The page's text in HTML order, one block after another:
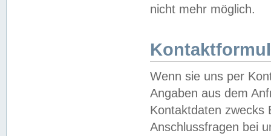
nicht mehr möglich.
Wenn sie uns per
Angaben aus dem
Kontaktdaten zwecks
Anschlussfragen bei